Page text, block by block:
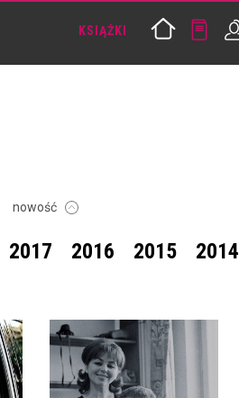
KSIĄŻKI
nowość
2017 2016 2015 2014